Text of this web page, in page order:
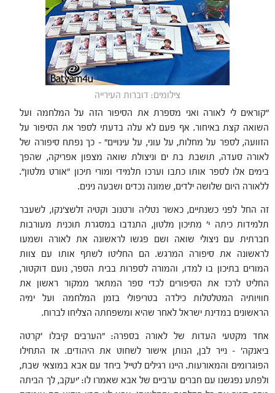
צילומים: דוברות העירייה
"קוראים לי לאורה ואני מספרת את הסיפור הזה על המלחמה ועל
השואה קצת באיחור. אף פעם לא עלה בדעתי לספר את הסיפור על
הזוועה, לספר על מחלות, על עוני, על עינויים" – כך נפתח סיפורה של
לאורה סעדה, תושבת בת ים וניצולת שואה מצפון אפריקה, שהפך
בימים אלו לספר אותו כתבו וערכו תלמידי ומורי תיכון "אורט מלטון".
ללאורה היום שלושה ילדים, שמונה נכדים ושבעה נינים.
זה החל לפני כשנתיים, כאשר נטליה ורטנוב וקטיה זלשצ'נקו, לשעבר
תלמידות כיתה י' מתיכון מלטון, התנדבו במסגרת תוכנית מעורבות
חברתית עם ניצולי שואה ושם פגשו לראשונה את לאורה ושמעו
לראשונה את סיפורה המרגש. הם החליטו לשתף אותו עם צוות
המורים בתיכון בו למדו, והמורה לספרות בבית הספר, נועם דוקטור,
החליט לרכז את הסיפורים לכדי ספר המתאר ממקור ראשון את
חוויותיה המטלטלות כילדה בטריפולי בזמן המלחמה ועל ימיה
הראשונים במדינת ישראל לאחר שהיא ומשפחתה הצליחו לברוח.
אחד מקטעי העדות של לאורה בספרה: "הערבים קיבלו 'קרטה
ביאנקה' – נייר לבן, הנותן אישור לשחוט את היהודים. אז התחילו
הפוגרומים והמאורעות. היינו רגילים לטייל ביחד עם אבא במוצאי שבת,
ולפתע נפגשנו עם חברים ערביים של אבא שאמרו לו: 'יעקב, לך הביתה